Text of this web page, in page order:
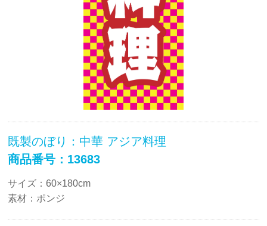
既製のぼり：中華 アジア料理
商品番号：13683
サイズ：60×180cm
素材：ポンジ